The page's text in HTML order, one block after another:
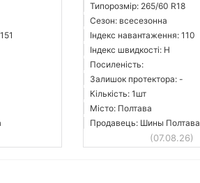
Типорозмір: 265/60 R18
Сезон: всесезонна
Індекс навантаження: 110
Індекс швидкості: H
Посиленість:
Залишок протектора: -
Кількість: 1шт
Місто: Полтава
Продавець: Шины Полтава
(07.08.26)